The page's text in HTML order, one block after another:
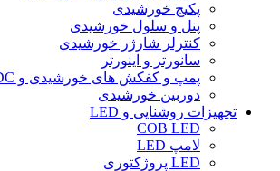
پکیج خورشیدی
پنل و سلول خورشیدی
کنترلر شارژر خورشیدی
سانورتر و اینورتر
پمپ و کفکش های خورشیدی و DC
دوربین خورشیدی
تجهیزات روشنایی و LED
COB LED
لامپ LED
LED پروژکتوری